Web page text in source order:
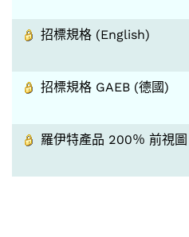
招標規格 (English)
招標規格 GAEB (德國)
羅伊特產品 200％ 前視圖